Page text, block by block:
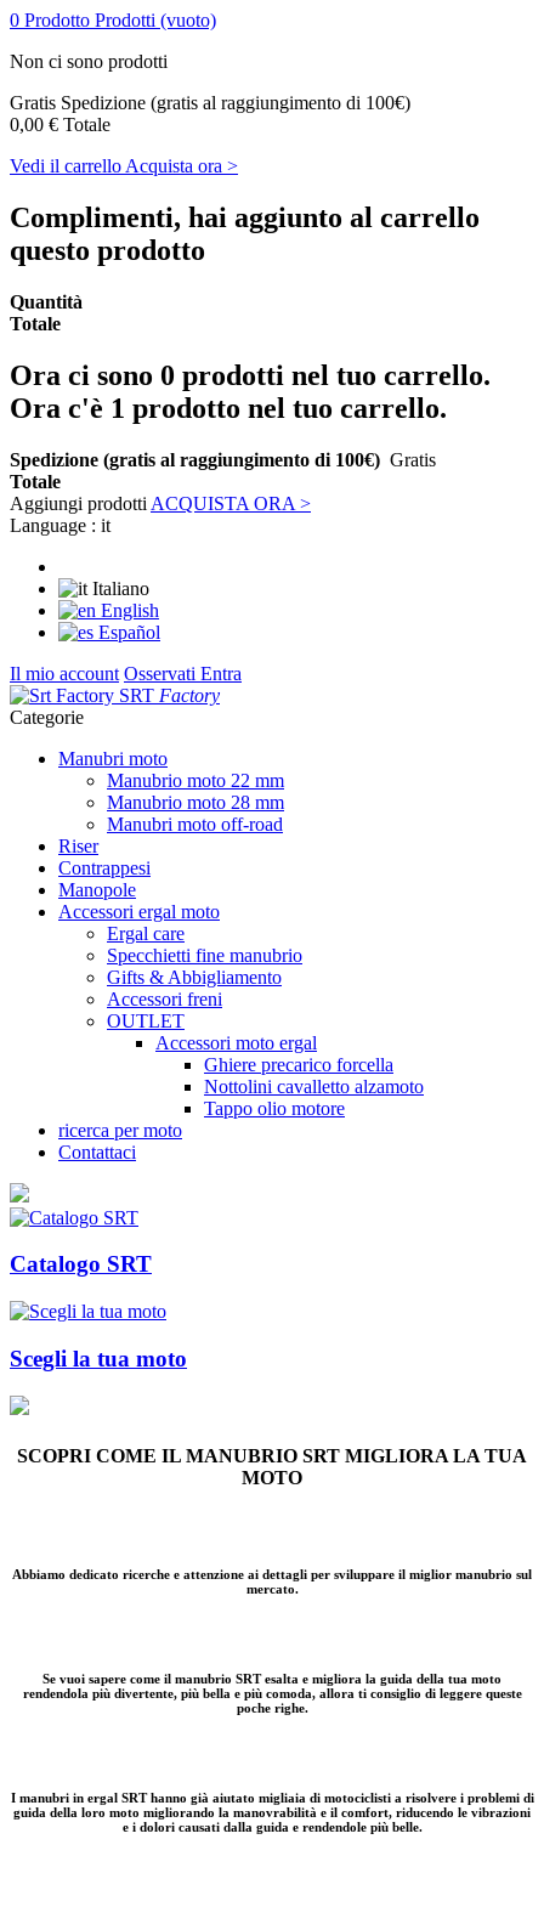
0 Prodotto Prodotti (vuoto)
Non ci sono prodotti
Gratis Spedizione (gratis al raggiungimento di 100€)
0,00 € Totale
Vedi il carrello Acquista ora >
Complimenti, hai aggiunto al carrello
questo prodotto
Quantità
Totale
Ora ci sono 0 prodotti nel tuo carrello.
Ora c'è 1 prodotto nel tuo carrello.
Spedizione (gratis al raggiungimento di 100€) Gratis
Totale
Aggiungi prodotti ACQUISTA ORA >
Language : it
Italiano
English
Español
Il mio account Osservati Entra
SRT Factory
Categorie
Manubri moto
Manubrio moto 22 mm
Manubrio moto 28 mm
Manubri moto off-road
Riser
Contrappesi
Manopole
Accessori ergal moto
Ergal care
Specchietti fine manubrio
Gifts & Abbigliamento
Accessori freni
OUTLET
Accessori moto ergal
Ghiere precarico forcella
Nottolini cavalletto alzamoto
Tappo olio motore
ricerca per moto
Contattaci
Catalogo SRT
Scegli la tua moto
SCOPRI COME IL MANUBRIO SRT MIGLIORA LA TUA
MOTO
Abbiamo dedicato ricerche e attenzione ai dettagli per sviluppare il miglior manubrio sul
mercato.
Se vuoi sapere come il manubrio SRT esalta e migliora la guida della tua moto
rendendola più divertente, più bella e più comoda, allora ti consiglio di leggere queste
poche righe.
I manubri in ergal SRT hanno già aiutato migliaia di motociclisti a risolvere i problemi di
guida della loro moto migliorando la manovrabilità e il comfort, riducendo le vibrazioni
e i dolori causati dalla guida e rendendole più belle.